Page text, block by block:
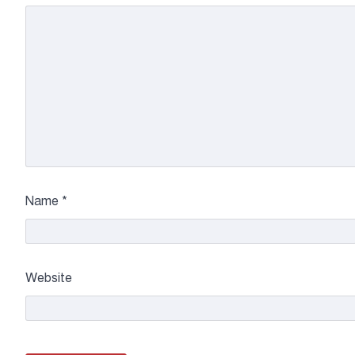
Name *
Website